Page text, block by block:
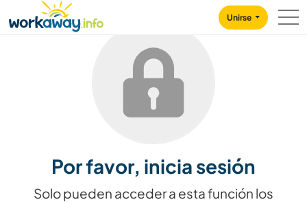
CONTENT
MAIN NAVIGATION
Unirse
Por favor, inicia sesión
Solo pueden acceder a esta función los